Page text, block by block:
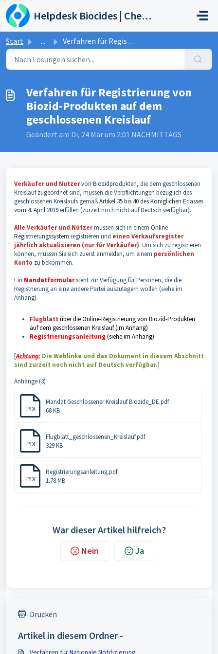
Zum hauptsächlichen Inhalt gehen
Helpdesk Biocides | Chemicals | Products
Start ... Verfahren für Registrierung von Biozid-Produkten auf dem ...
Verfahren für Registrierung von
Biozid-Produkten auf dem
geschlossenen Kreislauf
Geändert am Di, 24 Mär um 2:01 NACHMITTAGS
Verkäufer und Nutzervon Biozidprodukten, die dem geschlossenen
Kreislauf zugeordnet sind, müssen die Verpflichtungen bezüglich des
geschlossenen Kreislaufs gemäßArtikel 35 bis 40 des Königlichen Erlasses
vom 4. April 2019erfüllen (zurzeit noch nicht auf Deutsch verfügbar).
Alle Verkäufer und Nützermüssen sich in einem Online-
Registrierungssystem registrieren und einen Verkaufsregister
jährlich aktualisieren (nur für Verkäufer). Um sich zu registrieren
können, müssen Sie sich zuerst anmelden, um einem persönlichen
Konto zu bekommen.
Ein Mandatformularsteht zur Verfügung für Personen, die die
Registrierung an eine andere Partei auszulagern wollen (siehe im
Anhang).
Flugblatt über die Online-Registrierung von Biozid-Produkten
auf dem geschlossenen Kreislauf (im Anhang)
Registrierungsanleitung (siehe im Anhang)
[Achtung: Die Weblinke und das Dokument in diesem Abschnitt
sind zurzeit noch nicht auf Deutsch verfügbar.]
Anhänge (3)
PDF
Mandat Geschlossener Kreislauf Biozide_DE.pdf
68 KB
PDF
Flugblatt_geschlossenen_Kreislauf.pdf
329 KB
PDF
Registrierungsanleitung.pdf
1.78 MB
War dieser Artikel hilfreich?
Nein Ja
Drucken
Artikel in diesem Ordner -
Verfahren für Nationale Notifizierung